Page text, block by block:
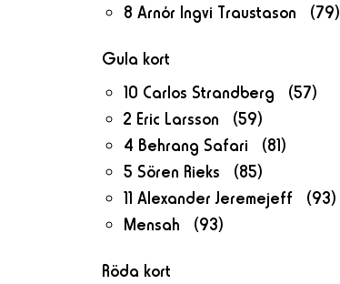
8 Arnór Ingvi Traustason (79)
Gula kort
10 Carlos Strandberg (57)
2 Eric Larsson (59)
4 Behrang Safari (81)
5 Sören Rieks (85)
11 Alexander Jeremejeff (93)
Mensah (93)
Röda kort